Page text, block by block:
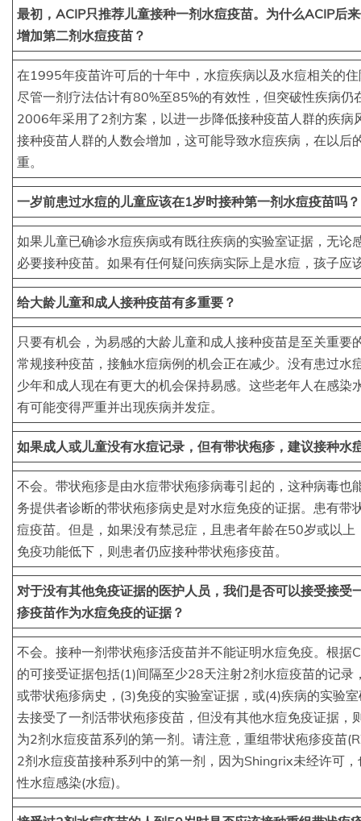
最初，ACIP只推荐儿童接种一剂水痘疫苗。为什么ACIP后
增加第二剂水痘疫苗？
在1995年疫苗许可后的十年中，水痘疾病以及水痘相关的
尽管一剂疗法估计有80%至85%的有效性，但突破性疾病仍
2006年采用了2剂方案，以进一步降低接种疫苗人群的疾病
接种疫苗人群的人数会增加，这可能导致水痘疾病，在以后
重。
一岁前患过水痘的儿童应该在1岁时接种第一剂水痘疫苗吗？
如果儿童已确诊水痘疾病或有既往疾病的实验室证据，无论
必要接种疫苗。如果有任何疑问疾病实际上是水痘，孩子应
给大龄儿童和成人接种疫苗有多重要？
只要有机会，为易感的大龄儿童和成人接种疫苗是至关重要
常规接种疫苗，接触水痘病例的机会正在减少。没有患过水
少年和成人现在有更大的机会保持易感。这些老年人在感染
有可能变得严重并出现疾病并发症。
如果成人或儿童没有水痘记录，但有带状疱疹，建议接种水
不会。带状疱疹是由水痘带状疱疹病毒引起的，这种病毒也
务提供者诊断的带状疱疹病史是对水痘免疫的证据。患有带
痘疫苗。但是，如果没有禁忌症，且患者年龄在50岁或以
免疫功能低下，则患者仍应接种带状疱疹疫苗。
对于没有其他免疫证据的医护人员，我们是否可以接受接受
疹疫苗作为水痘免疫的证据？
不会。接种一剂带状疱疹活疫苗并不能证明水痘免疫。根据
的可接受证据包括(1)间隔至少28天注射2剂水痘疫苗的记录
或带状疱疹病史，(3)免疫的实验室证据，或(4)疾病的实验
去接受了一剂活带状疱疹疫苗，但没有其他水痘免疫证据，
为2剂水痘疫苗系列的第一剂。请注意，重组带状疱疹疫苗
2剂水痘疫苗接种系列中的第一剂，因为Shingrix未经许可
性水痘感染(水痘)。